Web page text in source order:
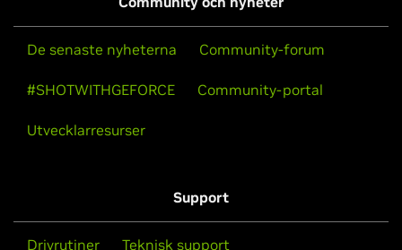
De senaste nyheterna Community-forum
#SHOTWITHGEFORCE Community-portal
Utvecklarresurser
Support
Drivrutiner Teknisk support